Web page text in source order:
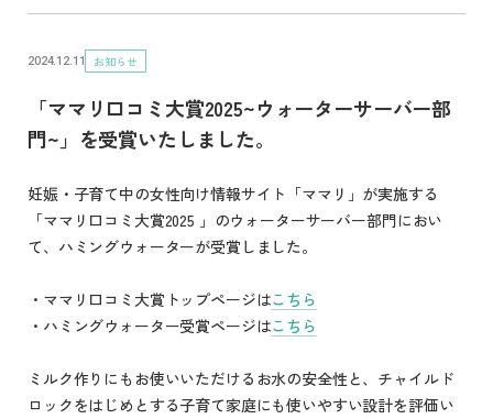
「ママリ口コミ大賞2025~ウォーターサーバー部
門~」を受賞いたしました。
2024.12.11 お知らせ
妊娠・子育て中の女性向け情報サイト「ママリ」が実施する
「ママリ口コミ大賞2025 」のウォーターサーバー部門におい
て、ハミングウォーターが受賞しました。
・ママリ口コミ大賞トップページはこちら
・ハミングウォーター受賞ページはこちら
ミルク作りにもお使いいただけるお水の安全性と、チャイルド
ロックをはじめとする子育て家庭にも使いやすい設計を評価い